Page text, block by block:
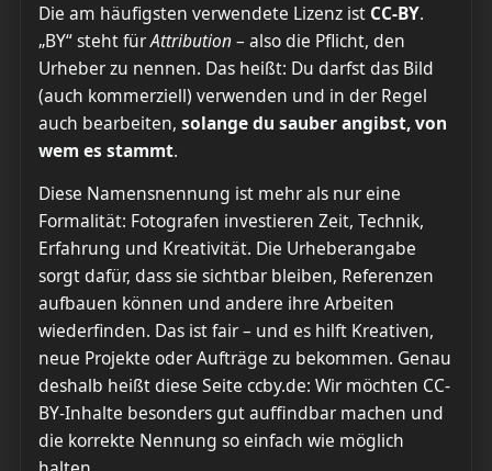
Die am häufigsten verwendete Lizenz ist CC-BY.
„BY“ steht fürAttribution– also die Pflicht, den
Urheber zu nennen. Das heißt: Du darfst das Bild
(auch kommerziell) verwenden und in der Regel
auch bearbeiten, solange du sauber angibst, von
wem es stammt.
Diese Namensnennung ist mehr als nur eine
Formalität: Fotografen investieren Zeit, Technik,
Erfahrung und Kreativität. Die Urheberangabe
sorgt dafür, dass sie sichtbar bleiben, Referenzen
aufbauen können und andere ihre Arbeiten
wiederfinden. Das ist fair – und es hilft Kreativen,
neue Projekte oder Aufträge zu bekommen. Genau
deshalb heißt diese Seite ccby.de: Wir möchten CC-
BY-Inhalte besonders gut auffindbar machen und
die korrekte Nennung so einfach wie möglich